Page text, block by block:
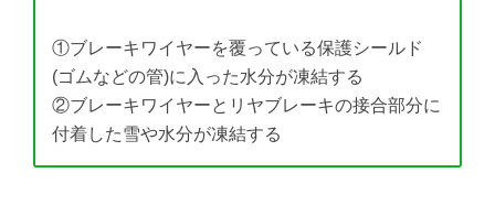
①ブレーキワイヤーを覆っている保護シールド
(ゴムなどの管)に入った水分が凍結する
②ブレーキワイヤーとリヤブレーキの接合部分に
付着した雪や水分が凍結する